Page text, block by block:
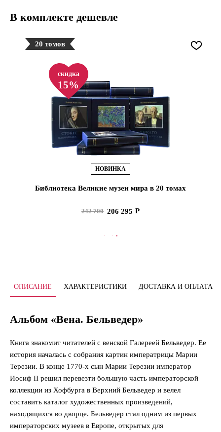
В комплекте дешевле
20 томов
скидка
15%
НОВИНКА
Библиотека Великие музеи мира в 20 томах
242 700 206 295
В КОРЗИНУ
ОПИСАНИЕ ХАРАКТЕРИСТИКИ ДОСТАВКА И ОПЛАТА
Альбом «Вена. Бельведер»
Книга знакомит читателей с венской Галереей Бельведер. Ее
история началась с собрания картин императрицы Марии
Терезии. В конце 1770-х сын Марии Терезии император
Иосиф II решил перевезти большую часть императорской
коллекции из Хофбурга в Верхний Бельведер и велел
составить каталог художественных произведений,
находящихся во дворце. Бельведер стал одним из первых
императорских музеев в Европе, открытых для